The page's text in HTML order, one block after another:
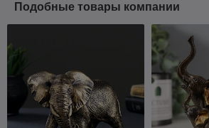
Подобные товары компании